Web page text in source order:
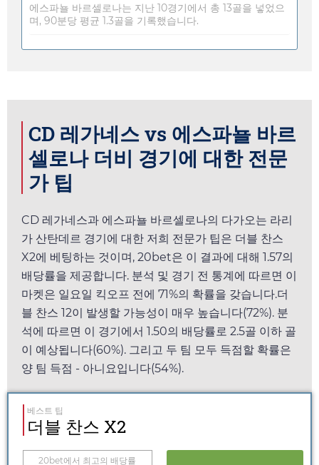
에스파뇰 바르셀로나는 지난 10경기에서 총 13골을 넣었으
며, 90분당 평균 1.3골을 기록했습니다.
CD 레가네스 vs 에스파뇰 바르
셀로나 더비 경기에 대한 전문
가 팁
CD 레가네스과 에스파뇰 바르셀로나의 다가오는 라리
가 산탄데르 경기에 대한 저희 전문가 팁은 더블 찬스
X2에 베팅하는 것이며, 20bet은 이 결과에 대해 1.57의
배당률을 제공합니다. 분석 및 경기 전 통계에 따르면 이
마켓은 일요일 킥오프 전에 71%의 확률을 갖습니다.더
블 찬스 12이 발생할 가능성이 매우 높습니다(72%). 분
석에 따르면 이 경기에서 1.50의 배당률로 2.5골 이하 골
이 예상됩니다(60%). 그리고 두 팀 모두 득점할 확률은
양 팀 득점 - 아니요입니다(54%).
베스트 팁
더블 찬스 X2
20bet에서 최고의 배당률